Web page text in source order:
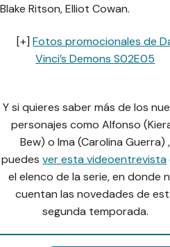
Blake Ritson, Elliot Cowan.
[+]Fotos promocionales de
Vinci’s Demons S02E05
Y si quieres saber más de los
personajes como Alfonso
Bew) o Ima (Carolina Guerra) ,
puedesver esta videoentrevista
el elenco de la serie, en donde
cuentan las novedades de
segunda temporada.